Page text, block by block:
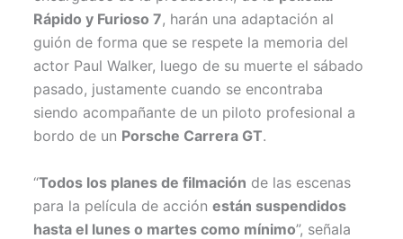
Rápido y Furioso 7, harán una adaptación al
guión de forma que se respete la memoria del
actor Paul Walker, luego de su muerte el sábado
pasado, justamente cuando se encontraba
siendo acompañante de un piloto profesional a
bordo de un Porsche Carrera GT.
“Todos los planes de filmación de las escenas
para la película de acciónestán suspendidos
hasta el lunes o martes como mínimo”, señala